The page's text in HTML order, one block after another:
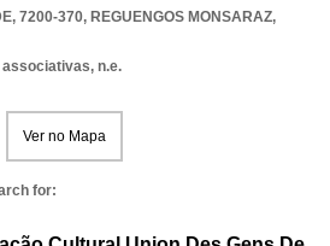
7200-370, REGUENGOS MONSARAZ,
n.e.
Ver no Mapa
for: